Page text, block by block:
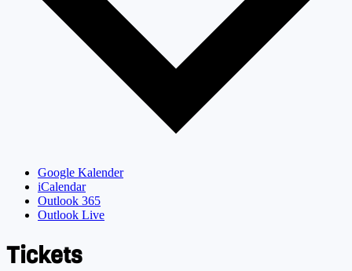
Google Kalender
iCalendar
Outlook 365
Outlook Live
Tickets